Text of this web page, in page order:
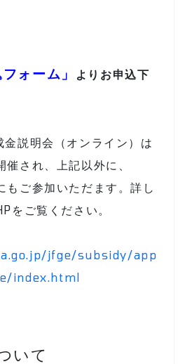
フォーム」
よりお申込下
説明会（オンライン）は
され、上記以外に、
ご参加いただます。詳し
をご覧ください。
jfge/subsidy/app
index.html
いて